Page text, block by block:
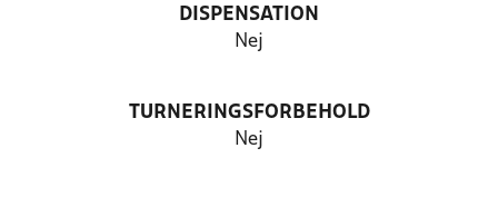
DISPENSATION
Nej
TURNERINGSFORBEHOLD
Nej